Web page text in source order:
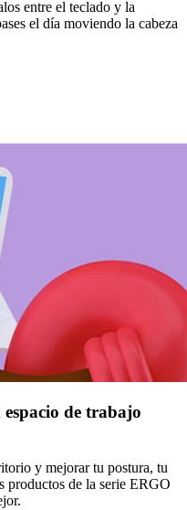
entre el teclado y la
el día moviendo la cabeza
de trabajo
y mejorar tu postura, tu
productos de la serie ERGO